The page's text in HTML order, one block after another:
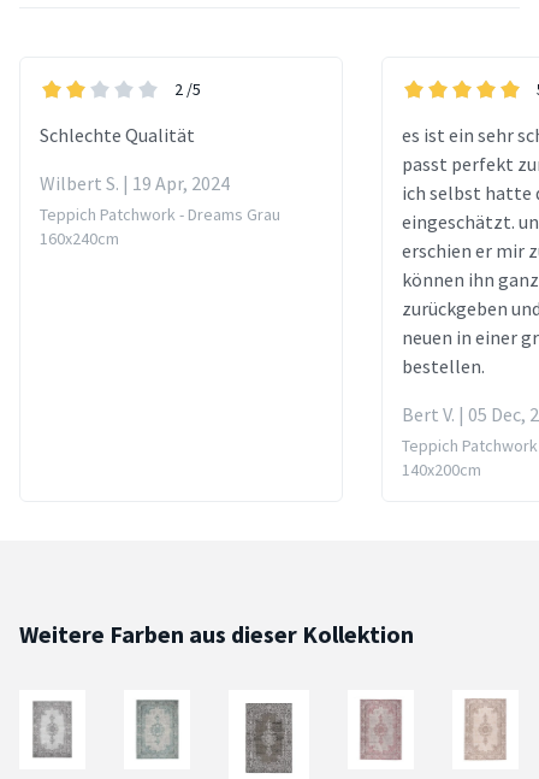
2 /5
Schlechte Qualität
Wilbert S. | 19 Apr, 2024
Teppich Patchwork - Dreams Grau
160x240cm
es ist ein sehr
passt perfekt
ich selbst hatte
eingeschätzt.
erschien er mir
können ihn
zurückgeben
neuen in einer
bestellen.
Bert V. | 05 Dec,
Teppich
140x200cm
Weitere Farben aus dieser Kollektion